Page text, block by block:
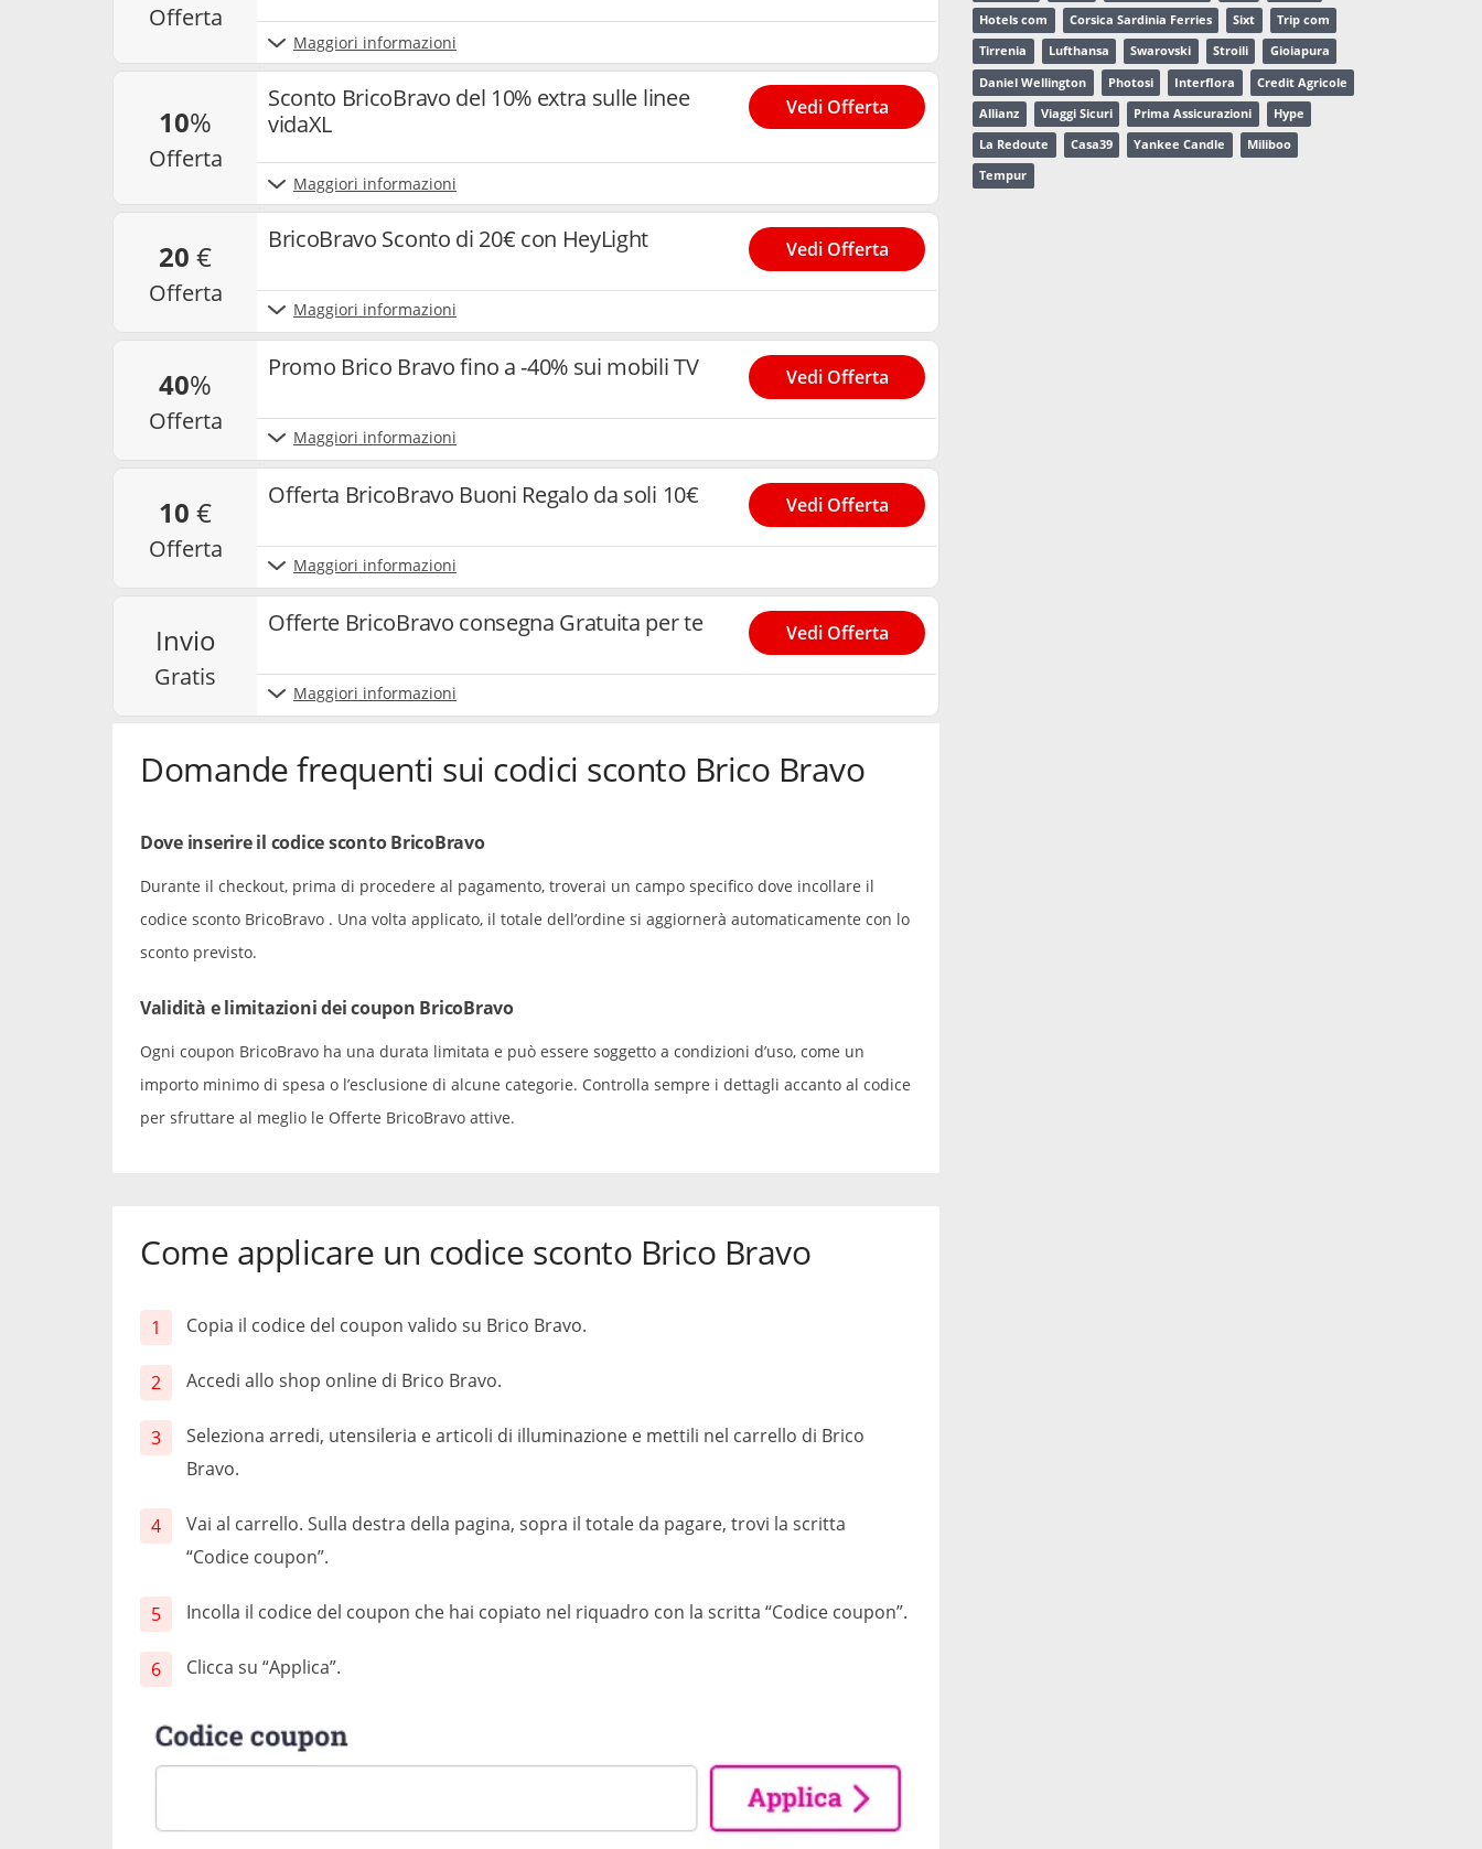
offerta
Maggiori informazioni
10%
offerta
Sconto BricoBravo del 10% extra sulle linee
vidaXL
Maggiori informazioni
Vedi Offerta
20 €
offerta
BricoBravo Sconto di 20€ con HeyLight
Maggiori informazioni
Vedi Offerta
40%
offerta
Promo Brico Bravo fino a -40% sui mobili TV
Maggiori informazioni
Vedi Offerta
10 €
offerta
Offerta BricoBravo Buoni Regalo da soli 10€
Maggiori informazioni
Vedi Offerta
invio
gratis
Offerte BricoBravo consegna Gratuita per te
Maggiori informazioni
Vedi Offerta
Domande frequenti sui codici sconto Brico Bravo
Dove inserire il codice sconto BricoBravo
Durante il checkout, prima di procedere al pagamento, troverai un campo specifico dove incollare il
codice sconto BricoBravo . Una volta applicato, il totale dell’ordine si aggiornerà automaticamente con lo
sconto previsto.
Validità e limitazioni dei coupon BricoBravo
Ogni coupon BricoBravo ha una durata limitata e può essere soggetto a condizioni d’uso, come un
importo minimo di spesa o l’esclusione di alcune categorie. Controlla sempre i dettagli accanto al codice
per sfruttare al meglio le Offerte BricoBravo attive.
Come applicare un codice sconto Brico Bravo
Copia il codice del coupon valido su Brico Bravo.
Accedi allo shop online di Brico Bravo.
Seleziona arredi, utensileria e articoli di illuminazione e mettili nel carrello di Brico
Bravo.
Vai al carrello. Sulla destra della pagina, sopra il totale da pagare, trovi la scritta
“Codice coupon”.
Incolla il codice del coupon che hai copiato nel riquadro con la scritta “Codice coupon”.
Clicca su “Applica”.
Hotels com Corsica Sardinia Ferries Sixt Trip com
Tirrenia Lufthansa Swarovski Stroili Gioiapura
Daniel Wellington Photosi Interflora Credit Agricole
Allianz Viaggi Sicuri Prima Assicurazioni Hype
La Redoute Casa39 Yankee Candle Miliboo
Tempur